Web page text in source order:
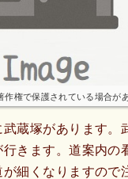
作権で保護されている場合が
蔵塚があります。
きます。道案内の
細くなりますので